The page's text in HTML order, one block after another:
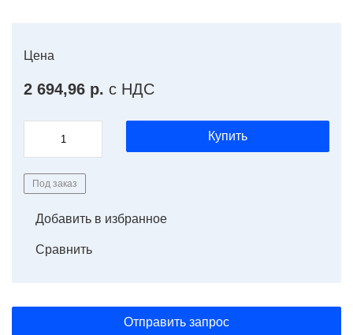
Цена
2 694,96 р. с НДС
Купить
Под заказ
Добавить в избранное
Сравнить
Отправить запрос